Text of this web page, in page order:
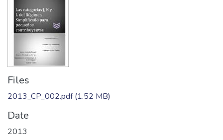
Files
2013_CP_002.pdf(1.52 MB)
Date
2013